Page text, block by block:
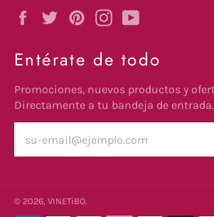
FacebookTwitterPinterestInstagram
Entérate de todo
Promociones, nuevos productos y
Directamente a tu bandeja de entrada.
© 2026, VINETiBO.